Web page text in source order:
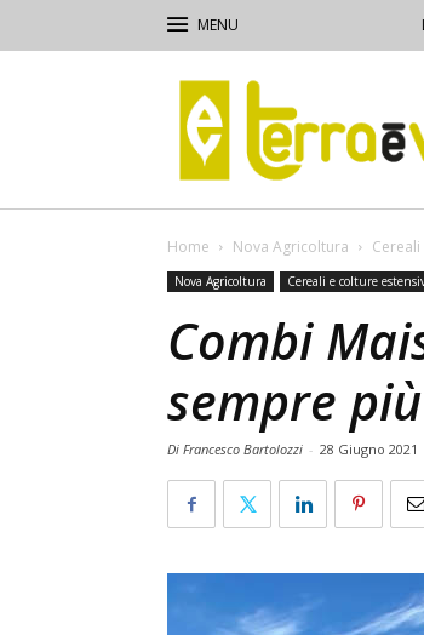
Terra
e
Vita
Home Nova Agricoltura
Nova Agricoltura Cereali e colture
Combi
sempre
Di Francesco Bartolozzi - 28 Giugno 2021